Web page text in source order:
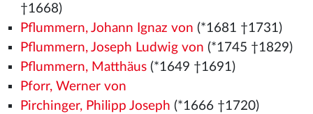
†1668)
Pflummern, Johann Ignaz von (*1681 †1731)
Pflummern, Joseph Ludwig von (*1745 †1829)
Pflummern, Matthäus(*1649 †1691)
Pforr, Werner von
Pirchinger, Philipp Joseph (*1666 †1720)